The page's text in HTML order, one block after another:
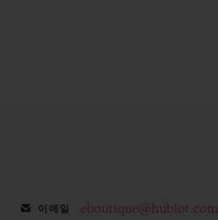
이메일 eboutique@hublot.com